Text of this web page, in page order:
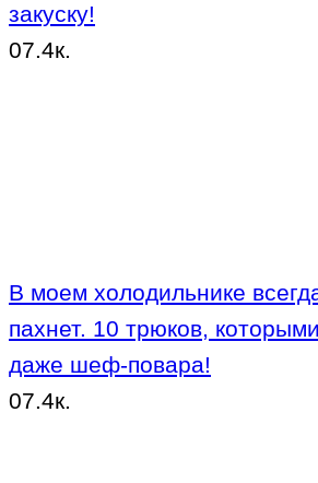
закуску!
07.4к.
В моем холодильнике
пахнет. 10 трюков,
даже шеф-повара!
07.4к.